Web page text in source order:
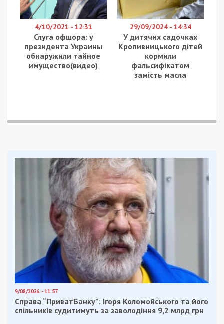
4/10/2021 - 12:31
Слуга офшора: у
президента Украины
обнаружили тайное
имущество(видео)
29/09/2024 - 14:34
У дитячих садочках
Кропивницького дітей
кормили
фальсифікатом
замість масла
9/08/2026 - 11:57
Справа “ПриватБанку”: Ігоря Коломойського та його
спільників судитимуть за заволодіння 9,2 млрд грн